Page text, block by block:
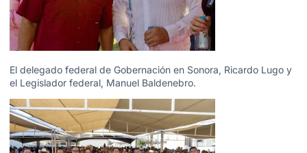
El delegado federal de Gobernación en Sonora, Ricardo Lugo y
el Legislador federal, Manuel Baldenebro.